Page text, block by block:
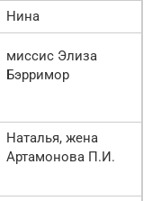
Нина
миссис Элиза
Бэрримор
Наталья, жена
Артамонова П.И.